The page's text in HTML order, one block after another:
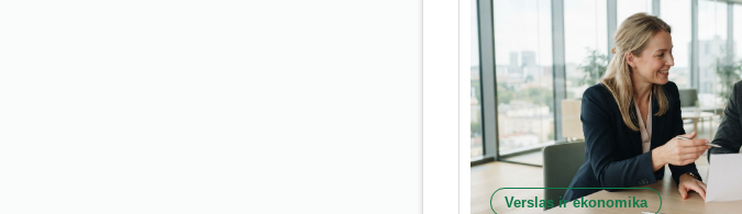
Verslas ir ekonomika